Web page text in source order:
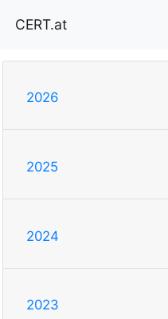
CERT.at
2026
2025
2024
2023